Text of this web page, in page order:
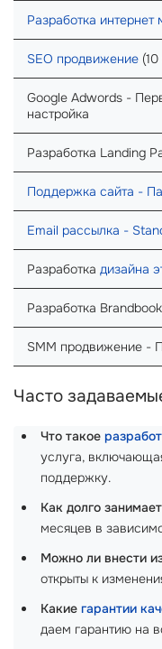
Разработка интернет
SEO продвижение
Google Adwords -
настройка
Разработка Landing
Поддержка сайта -
Email рассылка -
Разработка дизайна
Разработка
SMM продвижение -
Часто
Что такое
услуга,
поддержку.
Как долго
месяцев в
Можно ли внести
открыты к
Какие гарантии
даем гарантию на